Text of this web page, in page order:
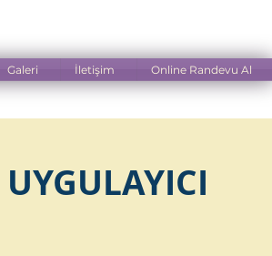
36
Galeri İletişim Online Randevu Al